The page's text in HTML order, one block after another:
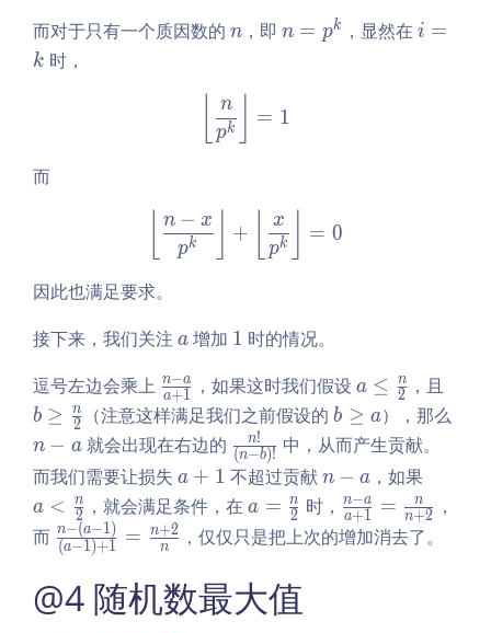
而对于只有一个质因数的 n
n ，即 n
^
k
n = pk ，显然在 i
i =
k 时，
\left\lfloor\frac
pk
n
= 1
而
\left\lfloor\frac {n -
pk
n − x
+
pk
x
= 0
因此也满足要求。
接下来，我们关注 a
a 增加 1
1 时的情况。
逗号左边会乘上 \f
ra
c
{n
-
a}
{a
1}
a+1
n−a ，如果这时我们假设 a
\l
e
q
\f
r
a
a ≤ 2
n ，且
\g
c
b ≥ 2
n （注意这样满足我们之前假设的b
\g
a
b ≥ a），那么
n − a就会出现在右边的 \fra
c
{n!}
{\le
ft(n
\rig
h
(n−b)!
n!
中，从而产生贡献。
而我们需要让损失 a
+
1
a + 1 不超过贡献n
-
a
n − a ，如果
\f
r
a < 2
n ，就会满足条件，在a
=
\f
r
a
a = 2
n 时， \f
ra
a+1
n−a = n+2
n
，
而 \fr
ac
{n
-
(a−1)+1
n−(a−1) = n
n+2 ，仅仅只是把上次的增加消去了。
@4 随机数最大值